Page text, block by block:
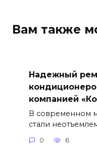
Вам также
Надежный
компанией
В современном
стали
0 6